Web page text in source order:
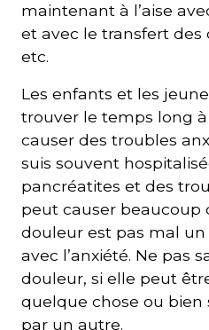
maintenant à l’aise
et avec le transfert
etc.
Les enfants et les
trouver le temps long
causer des troubles
suis souvent
pancréatites et des
peut causer beaucoup
douleur est pas mal
avec l’anxiété. Ne pas
douleur, si elle peut
quelque chose ou bien
par un autre.